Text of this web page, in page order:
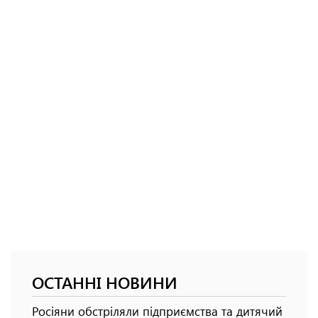
ОСТАННІ НОВИНИ
Росіяни обстріляли підприємства та дитячий